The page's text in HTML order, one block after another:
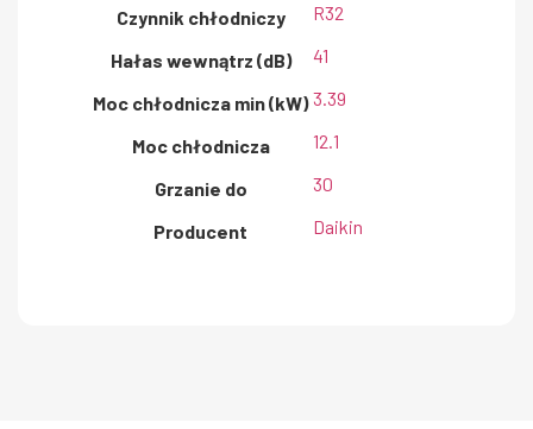
Czynnik chłodniczy R32
Hałas wewnątrz (dB) 41
Moc chłodnicza min (kW) 3.39
Moc chłodnicza 12.1
Grzanie do 30
Producent Daikin